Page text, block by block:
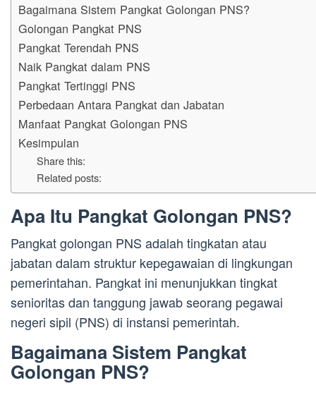
Bagaimana Sistem Pangkat Golongan PNS?
Golongan Pangkat PNS
Pangkat Terendah PNS
Naik Pangkat dalam PNS
Pangkat Tertinggi PNS
Perbedaan Antara Pangkat dan Jabatan
Manfaat Pangkat Golongan PNS
Kesimpulan
Share this:
Related posts:
Apa Itu Pangkat Golongan PNS?
Pangkat golongan PNS adalah tingkatan atau
jabatan dalam struktur kepegawaian di lingkungan
pemerintahan. Pangkat ini menunjukkan tingkat
senioritas dan tanggung jawab seorang pegawai
negeri sipil (PNS) di instansi pemerintah.
Bagaimana Sistem Pangkat
Golongan PNS?